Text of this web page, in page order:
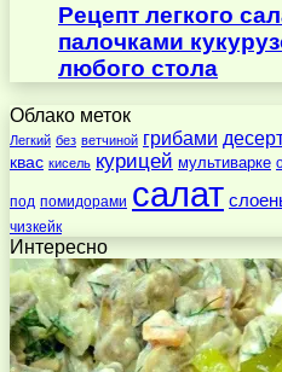
Рецепт легкого
палочками
любого стола
Облако меток
Легкий без ветчиной грибами
квас кисель курицей мультиварке
под помидорами салат
чизкейк
Интересно